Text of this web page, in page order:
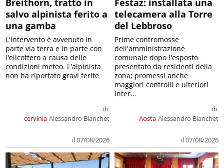
Breithorn, tratto in
salvo alpinista ferito a
una gamba
cervinia
di
Alessandro Bianchet
il 07/08/2026
L'intervento è avvenuto in
parte via terra e in parte con
l'elicottero a causa delle
condizioni meteo. L'alpinista
non ha riportato gravi ferite
Festaz: installata una
telecamera alla Torre
del Lebbroso
Aosta
di
Alessandro Bianchet
il 07/08/2026
Prime contromosse
dell'amministrazione
comunale dopo l'esposto
presentato da residenti della
zona; promessi anche
maggiori controlli e ulteriori
inter...